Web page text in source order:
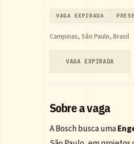
VAGA EXPIRADA
Campinas, São Paulo, Brasil
VAGA EXPIRADA
Sobre a vaga
A Bosch busca uma